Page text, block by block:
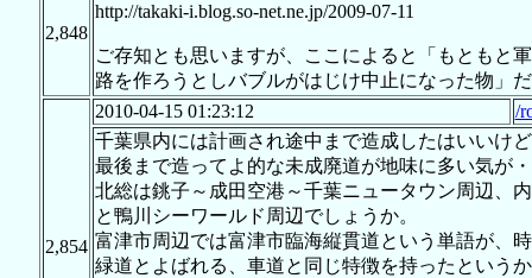
2,848
http://takaki-i.blog.so-net.ne.jp/2009-07-11
ご存知とも思いますが、ここによると「もともと
路を作ろうとしバブルがはじけ中止になった物」
2,854
2010-04-15 01:23:12
/
千葉県内には計画され途中まで造成したはいいけど
最後まで造ってよ的な未成廃道が地味に多い気が
北総は銚子～成田空港～千葉ニュータウン周辺、
と鴨川シーワールド周辺でしょうか。
富津市周辺では富津市臨海縦貫道という単語が、
緑道とよばれる、車道と同じ特徴を持ったという